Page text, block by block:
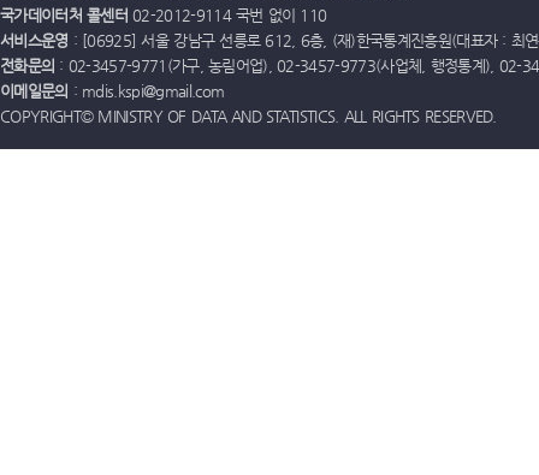
국가데이터처 콜센터 02-2012-9114 국번 없이 110
서비스운영 : [06925] 서울 강남구 선릉로 612, 6층, (재)한국통계진흥원(대표자 : 최
전화문의 : 02-3457-9771(가구, 농림어업), 02-3457-9773(사업체, 행정통계), 02-
이메일문의 : mdis.kspi@gmail.com
COPYRIGHT© MINISTRY OF DATA AND STATISTICS. ALL RIGHTS RESERVED.